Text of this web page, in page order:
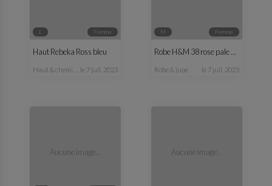
L femme
Haut Rebeka Ross bleu
haut & chemisier le 7 juil. 2023
M femme
Robe H&M 38 rose pale et noire
robe & jupe le 7 juil. 2023
Aucune image... Aucune image...